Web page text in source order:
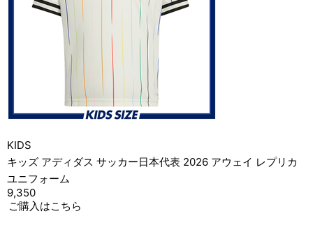
KIDS
キッズ アディダス サッカー日本代表 2026 アウェイ レプリカ
ユニフォーム
9,350
ご購入はこちら